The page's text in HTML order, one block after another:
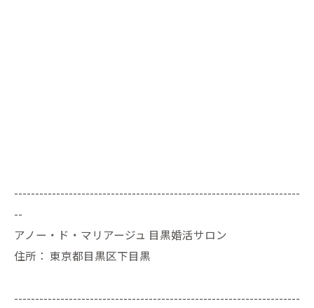
--------------------------------------------------------------------
--
アノー・ド・マリアージュ 目黒婚活サロン
住所： 東京都目黒区下目黒
--------------------------------------------------------------------